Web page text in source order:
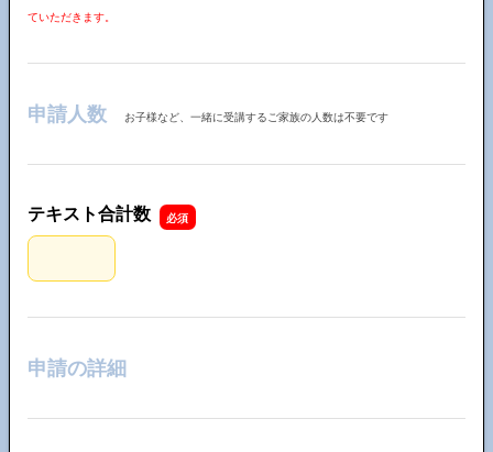
ていただきます。
申請人数 お子様など、一緒に受講するご家族の人数は不要です
テキスト合計数
テキスト合計数
申請の詳細